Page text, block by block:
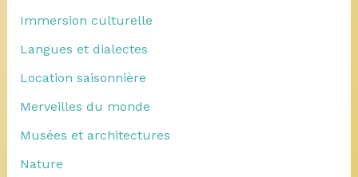
Immersion culturelle
Langues et dialectes
Location saisonnière
Merveilles du monde
Musées et architectures
Nature